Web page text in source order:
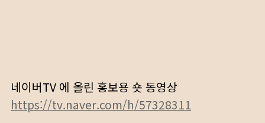
네이버TV 에 올린 홍보용 숏 동영상
https://tv.naver.com/h/57328311